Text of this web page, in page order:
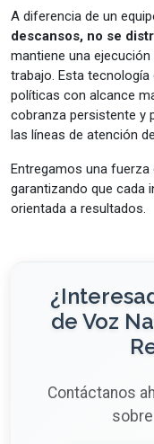
A diferencia de un
descansos, no se
mantiene una
trabajo. Esta
políticas con alcance
cobranza persistente y
las líneas de atención
Entregamos una
garantizando que cada
orientada a resultados.
de Voz
Contáctanos